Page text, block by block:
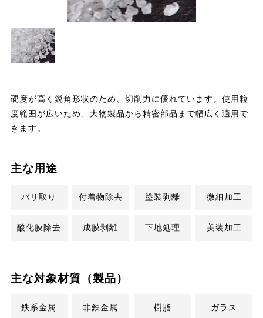
硬度が高く鋭角形状のため、切削力に優れています。使用粒
度範囲が広いため、大物製品から精密部品まで幅広く適用で
きます。
主な用途
バリ取り 付着物除去 塗装剥離 微細加工
酸化膜除去 成膜剥離 下地処理 美装加工
主な対象材質（製品）
鉄系金属 非鉄金属 樹脂 ガラス